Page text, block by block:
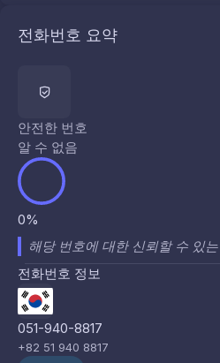
전화번호 요약
안전한 번호
알 수 없음
0%
해당 번호에 대한 신뢰할 수 있
전화번호 정보
051-940-8817
+82 51 940 8817